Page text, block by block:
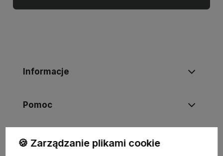
Informacje
Pomoc
Moje konto
🍪 Zarządzanie plikami cookie